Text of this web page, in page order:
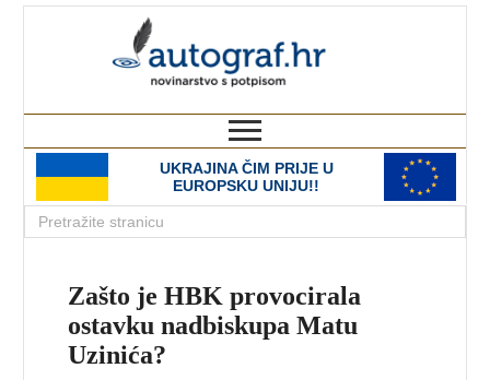
UKRAJINA ČIM PRIJE U
EUROPSKU UNIJU!!
Zašto je HBK provocirala
ostavku nadbiskupa Matu
Uzinića?